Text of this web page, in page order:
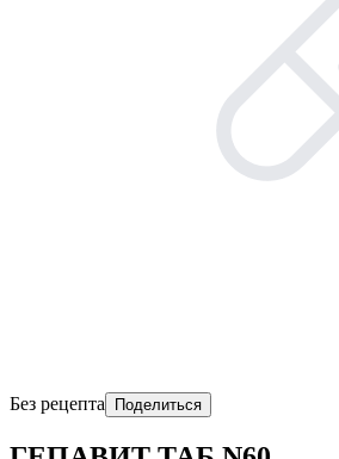
Без рецепта Поделиться